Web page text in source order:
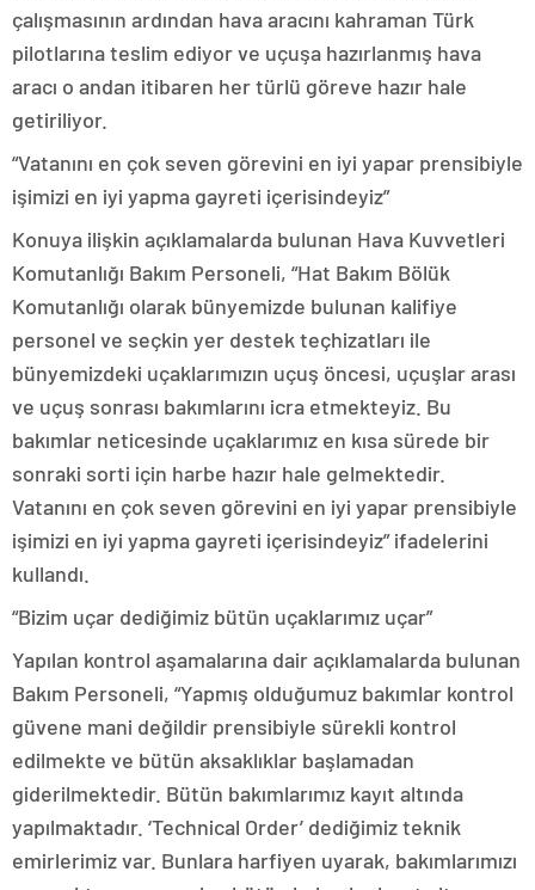
çalışmasının ardından hava aracını kahraman Türk
pilotlarına teslim ediyor ve uçuşa hazırlanmış hava
aracı o andan itibaren her türlü göreve hazır hale
getiriliyor.
“Vatanını en çok seven görevini en iyi yapar prensibiyle
işimizi en iyi yapma gayreti içerisindeyiz”
Konuya ilişkin açıklamalarda bulunan Hava Kuvvetleri
Komutanlığı Bakım Personeli, “Hat Bakım Bölük
Komutanlığı olarak bünyemizde bulunan kalifiye
personel ve seçkin yer destek teçhizatları ile
bünyemizdeki uçaklarımızın uçuş öncesi, uçuşlar arası
ve uçuş sonrası bakımlarını icra etmekteyiz. Bu
bakımlar neticesinde uçaklarımız en kısa sürede bir
sonraki sorti için harbe hazır hale gelmektedir.
Vatanını en çok seven görevini en iyi yapar prensibiyle
işimizi en iyi yapma gayreti içerisindeyiz” ifadelerini
kullandı.
“Bizim uçar dediğimiz bütün uçaklarımız uçar”
Yapılan kontrol aşamalarına dair açıklamalarda bulunan
Bakım Personeli, “Yapmış olduğumuz bakımlar kontrol
güvene mani değildir prensibiyle sürekli kontrol
edilmekte ve bütün aksaklıklar başlamadan
giderilmektedir. Bütün bakımlarımız kayıt altında
yapılmaktadır. ‘Technical Order’ dediğimiz teknik
emirlerimiz var. Bunlara harfiyen uyarak, bakımlarımızı